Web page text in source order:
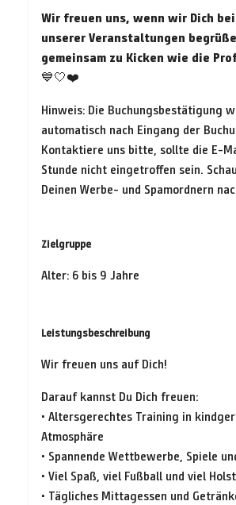
Wir freuen uns, wenn wir Dich
unserer Veranstaltungen
gemeinsam zu Kicken wie die
💙🤍❤️
Hinweis: Die Buchungsbestätigung
automatisch nach Eingang der
Kontaktiere uns bitte, sollte die E-
Stunde nicht eingetroffen sein.
Deinen Werbe- und Spamordnern
Zielgruppe
Alter: 6 bis 9 Jahre
Leistungsbeschreibung
Wir freuen uns auf Dich!
Darauf kannst Du Dich freuen:
• Altersgerechtes Training in
Atmosphäre
• Spannende Wettbewerbe, Spiele
• Viel Spaß, viel Fußball und viel
• Tägliches Mittagessen und